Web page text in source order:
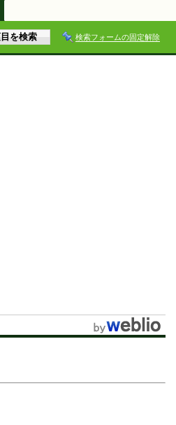
検索フォームの固定解除